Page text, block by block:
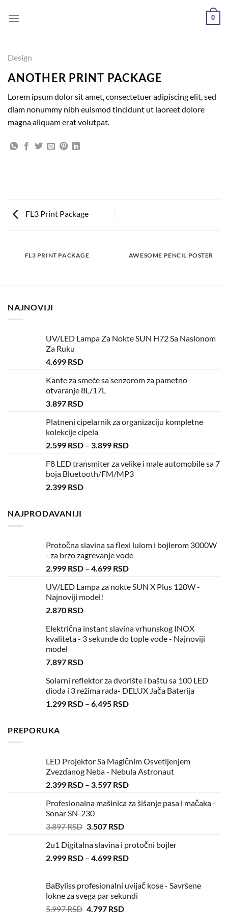
0
Design
ANOTHER PRINT PACKAGE
Lorem ipsum dolor sit amet, consectetuer adipiscing elit, sed
diam nonummy nibh euismod tincidunt ut laoreet dolore
magna aliquam erat volutpat.
FL3 Print Package
FL3 PRINT PACKAGE AWESOME PENCIL POSTER
NAJNOVIJI
UV/LED Lampa Za Nokte SUN H72 Sa Naslonom
Za Ruku
4.699 RSD
Kante za smeće sa senzorom za pametno
otvaranje 8L/17L
3.897 RSD
Platneni cipelarnik za organizaciju kompletne
kolekcije cipela
2.599 RSD – 3.899 RSD
F8 LED transmiter za velike i male automobile sa 7
boja Bluetooth/FM/MP3
2.399 RSD
NAJPRODAVANIJI
Protočna slavina sa flexi lulom i bojlerom 3000W
- za brzo zagrevanje vode
2.999 RSD – 4.699 RSD
UV/LED Lampa za nokte SUN X Plus 120W -
Najnoviji model!
2.870 RSD
Električna instant slavina vrhunskog INOX
kvaliteta - 3 sekunde do tople vode - Najnoviji
model
7.897 RSD
Solarni reflektor za dvorište i baštu sa 100 LED
dioda i 3 režima rada- DELUX Jača Baterija
1.299 RSD – 6.495 RSD
PREPORUKA
LED Projektor Sa Magičnim Osvetljenjem
Zvezdanog Neba - Nebula Astronaut
2.399 RSD – 3.597 RSD
Profesionalna mašinica za šišanje pasa i mačaka -
Sonar SN-230
3.897RSD 3.507 RSD
2u1 Digitalna slavina i protočni bojler
2.999 RSD – 4.699 RSD
BaByliss profesionalni uvijač kose - Savršene
lokne za svega par sekundi
5.997RSD 4.797 RSD